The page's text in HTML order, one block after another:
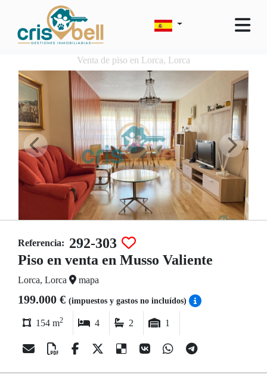
Venta de piso en Lorca, Lorca
Referencia: 292-303
Piso en venta en Musso Valiente
Lorca, Lorca mapa
199.000 € (impuestos y gastos no incluídos)
154 m2 4 2 1